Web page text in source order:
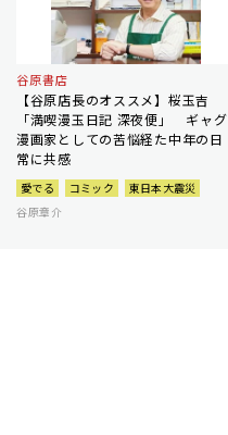
谷原書店
【谷原店長のオススメ】桜玉吉
「満喫漫玉日記 深夜便」 ギャグ
漫画家としての苦悩経た中年の日
常に共感
愛でる コミック
東日本大震災
谷原章介